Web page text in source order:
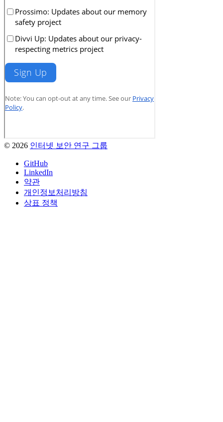
© 2026 인터넷 보안 연구 그룹
GitHub
LinkedIn
약관
개인정보처리방침
상표 정책